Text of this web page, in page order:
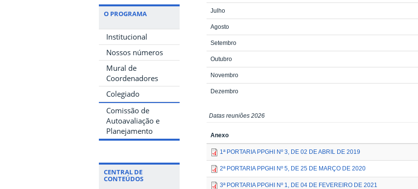
O PROGRAMA
Institucional
Nossos números
Mural de
Coordenadores
Colegiado
Comissão de
Autoavaliação e
Planejamento
CENTRAL DE
CONTEÚDOS
Julho
Agosto
Setembro
Outubro
Novembro
Dezembro
Datas reuniões 2026
Anexo
1ª PORTARIA PPGHI Nº 3, DE 02 DE ABRIL DE 2019
2ª PORTARIA PPGHI Nº 5, DE 25 DE MARÇO DE 2020
3ª PORTARIA PPGHI Nº 1, DE 04 DE FEVEREIRO DE 2021